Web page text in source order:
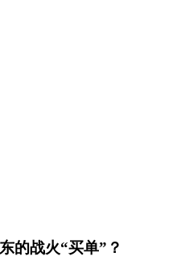
的战火“买单”？